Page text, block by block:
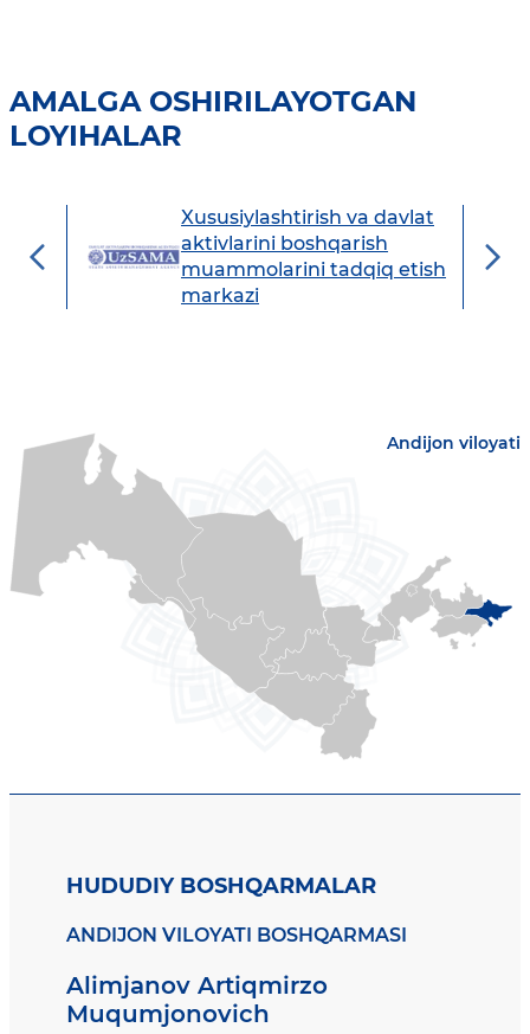
AMALGA OSHIRILAYOTGAN
LOYIHALAR
Xususiylashtirish va davlat
aktivlarini boshqarish
muammolarini tadqiq etish
markazi
Andijon viloyati
HUDUDIY BOSHQARMALAR
ANDIJON VILOYATI BOSHQARMASI
Alimjanov Artiqmirzo
Muqumjonovich